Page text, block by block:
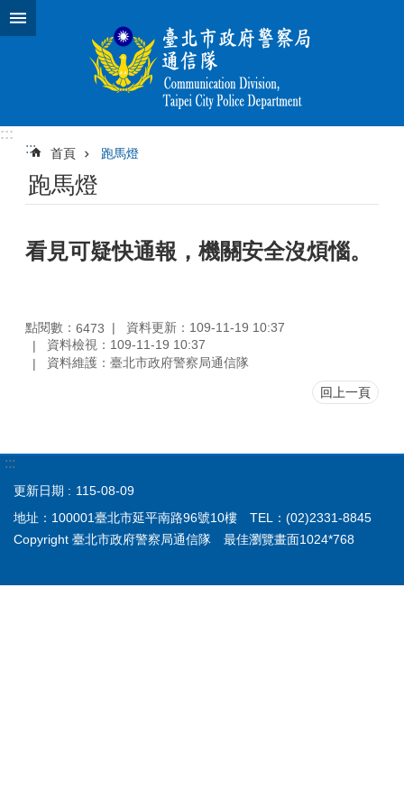
跳到主要內容區塊
:::
:::
首頁 跑馬燈
跑馬燈
看見可疑快通報，機關安全沒煩惱。
點閱數： 6473
資料更新：109-11-19 10:37
資料檢視：109-11-19 10:37
資料維護：臺北市政府警察局通信隊
回上一頁
:::
更新日期
115-08-09
地址：100001臺北市延平南路96號10樓 TEL：(02)2331-8845
Copyright 臺北市政府警察局通信隊 最佳瀏覽畫面1024*768